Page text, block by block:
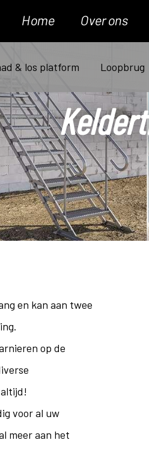
Home Over ons
& los platform Loopbrug
en kan aan twee
op de
voor al uw
meer aan het